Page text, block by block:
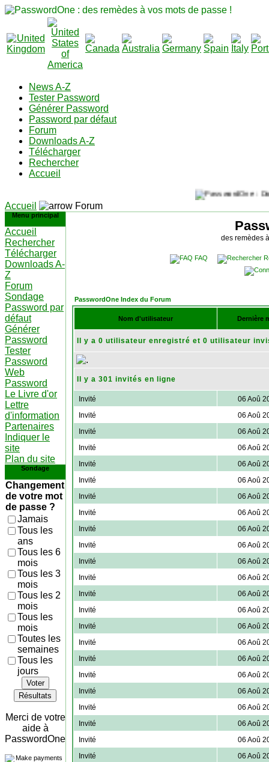
News A-Z
Tester Password
Générer Password
Password par défaut
Forum
Downloads A-Z
Télécharger
Rechercher
Accueil
Accueil Forum
Menu principal
Accueil
Rechercher
Télécharger
Downloads A-
Z
Forum
Sondage
Password par
défaut
Générer
Password
Tester
Password
Web
Password
Le Livre d'or
Lettre
d'information
Partenaires
Indiquer le
site
Plan du site
Sondage
Changement
de votre mot
de passe ?
Jamais
Tous les
ans
Tous les 6
mois
Tous les 3
mois
Tous les 2
mois
Tous les
mois
Toutes les
semaines
Tous les
jours
Voter
Résultats
Merci de votre
aide à
PasswordOne
des remèdes
FAQ
PasswordOne Index du Forum
Nom d'utilisateur Dernière
Il y a 0 utilisateur enregistré et 0 utilisateur
Il y a 301 invités en ligne
Invité
06 Aoû
Invité
06 Aoû
Invité
06 Aoû
Invité
06 Aoû
Invité
06 Aoû
Invité
06 Aoû
Invité
06 Aoû
Invité
06 Aoû
Invité
06 Aoû
Invité
06 Aoû
Invité
06 Aoû
Invité
06 Aoû
Invité
06 Aoû
Invité
06 Aoû
Invité
06 Aoû
Invité
06 Aoû
Invité
06 Aoû
Invité
06 Aoû
Invité
06 Aoû
Invité
06 Aoû
Invité
06 Aoû
Invité
06 Aoû
Invité
06 Aoû